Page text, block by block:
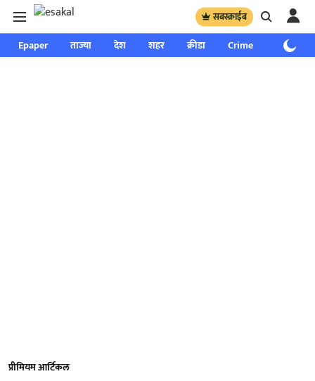
सबस्क्राईब
Epaper ताज्या देश शहर क्रीडा Crime साप्ताहिक
प्रीमियम आर्टिकल